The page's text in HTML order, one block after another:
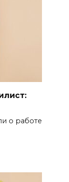
о работе